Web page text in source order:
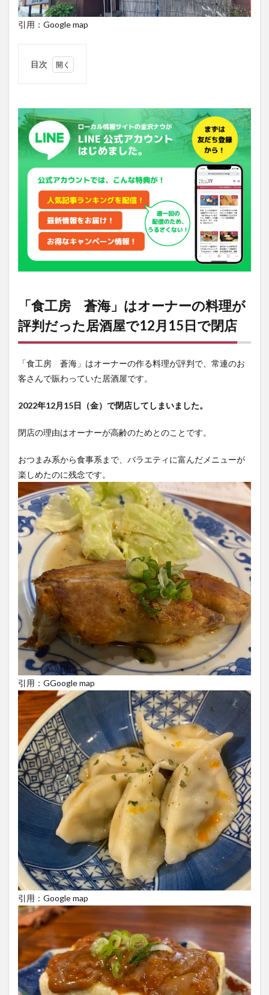
引用：Google map
目次
房
蒼
海」
はオ
ーナ
ーの
料理
が評
った
屋で
15
2
「食
工
海」
店情
「食工房 蒼海」はオーナーの料理が
評判だった居酒屋で12月15日で閉店
「食工房 蒼海」はオーナーの作る料理が評判で、常連のお
客さんで賑わっていた居酒屋です。
2022年12月15日（金）で閉店してしまいました。
閉店の理由はオーナーが高齢のためとのことです。
おつまみ系から食事系まで、バラエティに富んだメニューが
楽しめたのに残念です。
引用：GGoogle map
引用：Google map